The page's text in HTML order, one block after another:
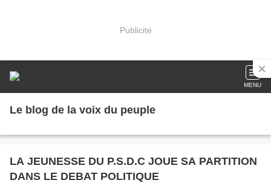
Publicité
MENU
Le blog de la voix du peuple
LA JEUNESSE DU P.S.D.C JOUE SA PARTITION
DANS LE DEBAT POLITIQUE